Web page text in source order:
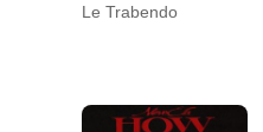
Le Trabendo